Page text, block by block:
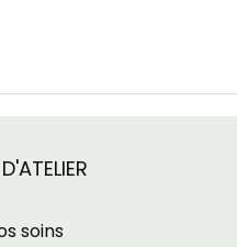
soins